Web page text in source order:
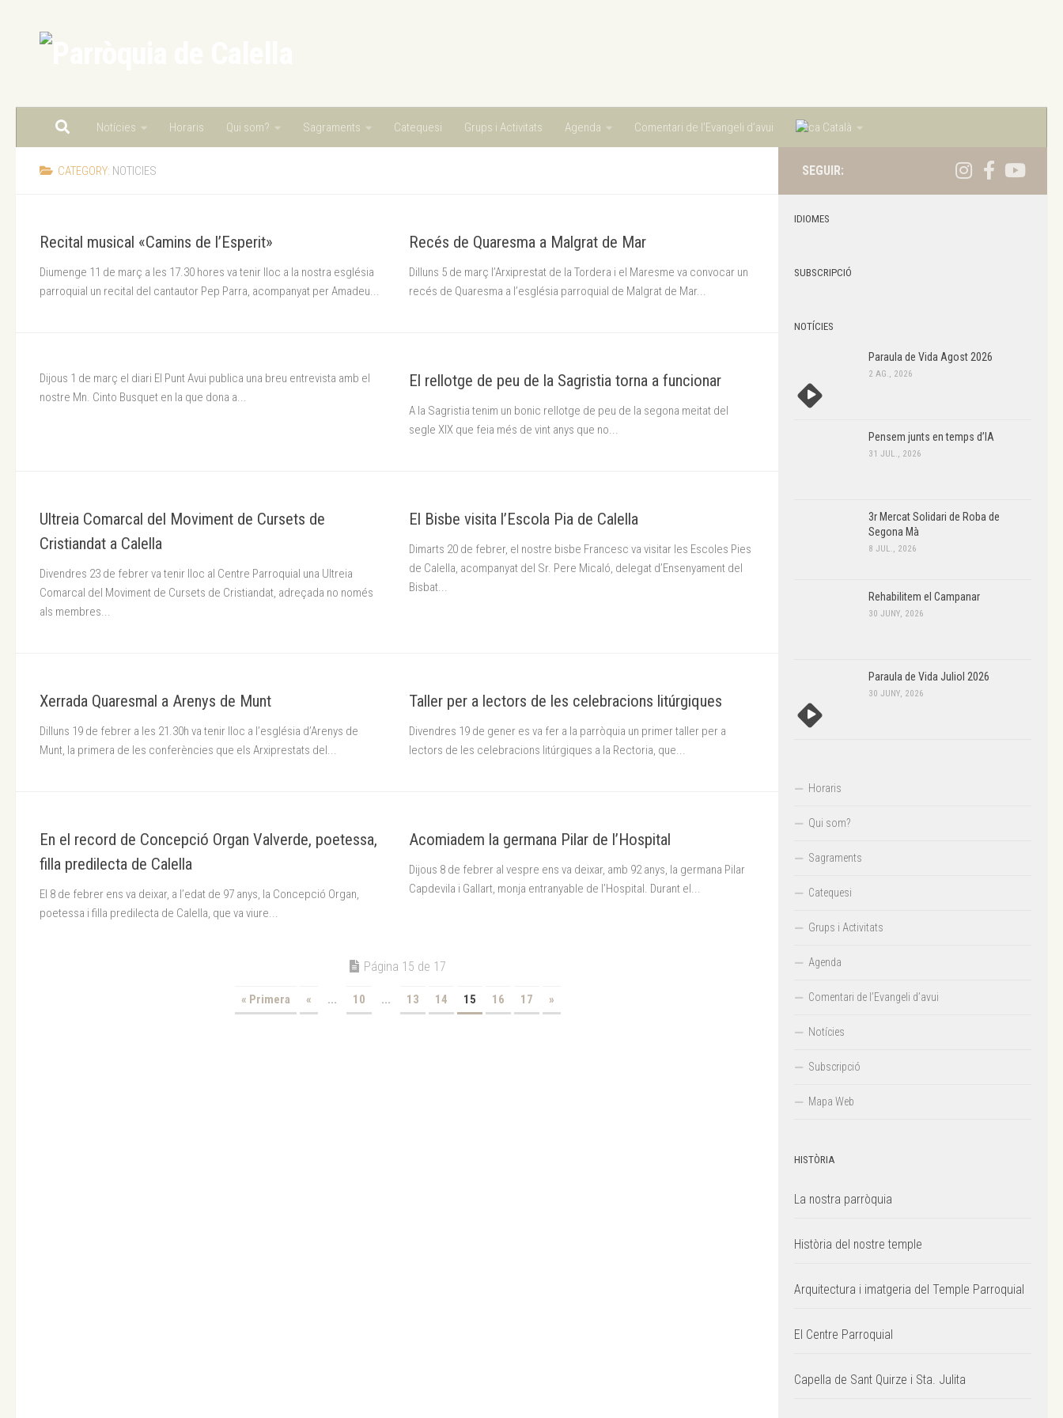
Notícies Horaris Qui som? Sagraments Catequesi Grups i Activitats Agenda Comentari de l’Evangeli d’avui Català
CATEGORY: NOTICIES
Recital musical «Camins de l’Esperit»
Diumenge 11 de març a les 17.30 hores va tenir lloc a la nostra església
parroquial un recital del cantautor Pep Parra, acompanyat per Amadeu...
Recés de Quaresma a Malgrat de Mar
Dilluns 5 de març l’Arxiprestat de la Tordera i el Maresme va convocar un
recés de Quaresma a l’església parroquial de Malgrat de Mar...
Dijous 1 de març el diari El Punt Avui publica una breu entrevista amb el
nostre Mn. Cinto Busquet en la que dona a...
El rellotge de peu de la Sagristia torna a funcionar
A la Sagristia tenim un bonic rellotge de peu de la segona meitat del
segle XIX que feia més de vint anys que no...
Ultreia Comarcal del Moviment de Cursets de
Cristiandat a Calella
Divendres 23 de febrer va tenir lloc al Centre Parroquial una Ultreia
Comarcal del Moviment de Cursets de Cristiandat, adreçada no només
als membres...
El Bisbe visita l’Escola Pia de Calella
Dimarts 20 de febrer, el nostre bisbe Francesc va visitar les Escoles Pies
de Calella, acompanyat del Sr. Pere Micaló, delegat d’Ensenyament del
Bisbat...
Xerrada Quaresmal a Arenys de Munt
Dilluns 19 de febrer a les 21.30h va tenir lloc a l’església d’Arenys de
Munt, la primera de les conferències que els Arxiprestats del...
Taller per a lectors de les celebracions litúrgiques
Divendres 19 de gener es va fer a la parròquia un primer taller per a
lectors de les celebracions litúrgiques a la Rectoria, que...
En el record de Concepció Organ Valverde, poetessa,
filla predilecta de Calella
El 8 de febrer ens va deixar, a l’edat de 97 anys, la Concepció Organ,
poetessa i filla predilecta de Calella, que va viure...
Acomiadem la germana Pilar de l’Hospital
Dijous 8 de febrer al vespre ens va deixar, amb 92 anys, la germana Pilar
Capdevila i Gallart, monja entranyable de l’Hospital. Durant el...
Página 15 de 17
« Primera « ... 10 ... 13 14 15 16 17 »
SEGUIR:
IDIOMES
SUBSCRIPCIÓ
NOTÍCIES
Paraula de Vida Agost 2026
2 AG., 2026
Pensem junts en temps d’IA
31 JUL., 2026
3r Mercat Solidari de Roba de
Segona Mà
8 JUL., 2026
Rehabilitem el Campanar
30 JUNY, 2026
Paraula de Vida Juliol 2026
30 JUNY, 2026
Horaris
Qui som?
Sagraments
Catequesi
Grups i Activitats
Agenda
Comentari de l’Evangeli d’avui
Notícies
Subscripció
Mapa Web
HISTÒRIA
La nostra parròquia
Història del nostre temple
Arquitectura i imatgeria del Temple Parroquial
El Centre Parroquial
Capella de Sant Quirze i Sta. Julita